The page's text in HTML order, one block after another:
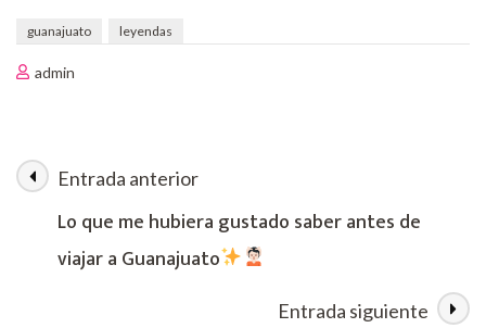
guanajuato leyendas
admin
Navegación
Entrada anterior
Lo que me hubiera gustado saber antes de
viajar a Guanajuato
Entrada siguiente